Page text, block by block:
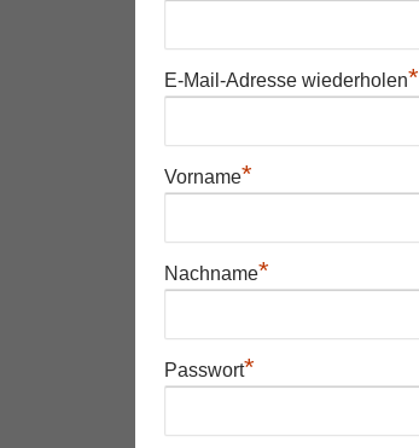
E-Mail-Adresse wiederholen*
Vorname*
Nachname*
Passwort*